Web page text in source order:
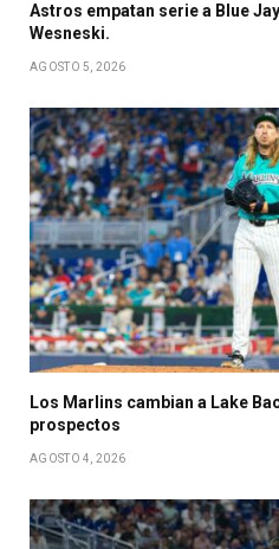
Astros empatan serie a Blue
Wesneski.
AGOSTO 5, 2026
Los Marlins cambian a Lake
prospectos
AGOSTO 4, 2026